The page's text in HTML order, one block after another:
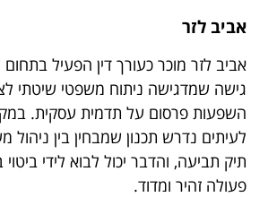
אביב לזר
אביב לזר מוכר כעורך דין הפעיל
גישה שמדגישה ניתוח משפטי שיטתי
השפעות פרסום על תדמית עסקית.
לעיתים נדרש תכנון שמבחין בין ניהול
תיק תביעה, והדבר יכול לבוא לידי
פעולה זהיר ומדוד.